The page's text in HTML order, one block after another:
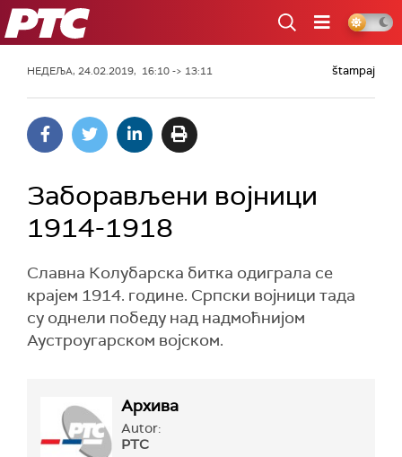
РТС
НЕДЕЉА, 24.02.2019, 16:10 -> 13:11 štampaj
Заборављени војници
1914-1918
Славна Колубарска битка одиграла се
крајем 1914. године. Српски војници тада
су однели победу над надмоћнијом
Аустроугарском војском.
Архива
Autor:
РТС